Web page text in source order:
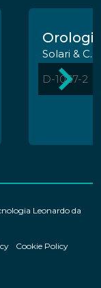
Solari & C.
D-1067-2
Leonardo da
Cookie Policy